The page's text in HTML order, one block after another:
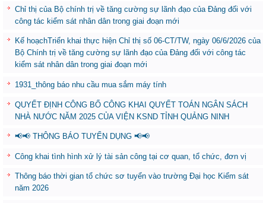
Chỉ thị của Bộ chính trị về tăng cường sự lãnh đạo của Đảng đối với
công tác kiểm sát nhân dân trong giai đoạn mới
Kế hoạchTriển khai thực hiện Chỉ thị số 06-CT/TW, ngày 06/6/2026 của
Bộ Chính trị về tăng cường sự lãnh đạo của Đảng đối với công tác
kiểm sát nhân dân trong giai đoạn mới
1931_thông báo nhu cầu mua sắm máy tính
QUYẾT ĐỊNH CÔNG BỐ CÔNG KHAI QUYẾT TOÁN NGÂN SÁCH
NHÀ NƯỚC NĂM 2025 CỦA VIỆN KSND TỈNH QUẢNG NINH
📢📢 THÔNG BÁO TUYỂN DỤNG 📢📢
Công khai tình hình xử lý tài sản công tại cơ quan, tổ chức, đơn vị
Thông báo thời gian tổ chức sơ tuyển vào trường Đại học Kiểm sát
năm 2026